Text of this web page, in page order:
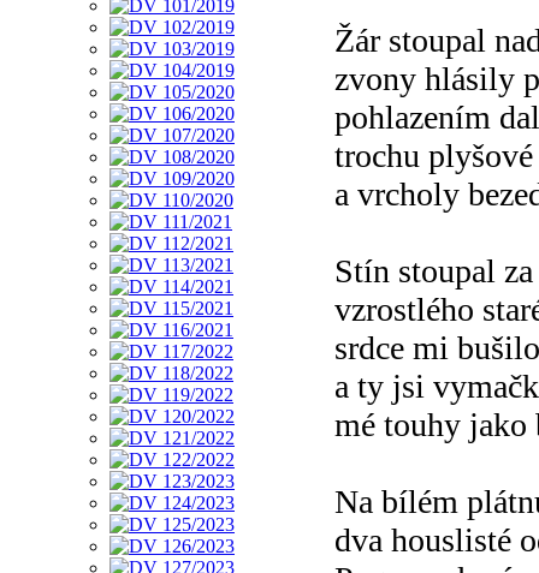
Žár stoupal
zvony hlásily
pohlazením
trochu
a vrcholy
Stín stoupal
vzrostlého
srdce mi
a ty jsi
mé touhy jako
Na bílém
dva houslisté